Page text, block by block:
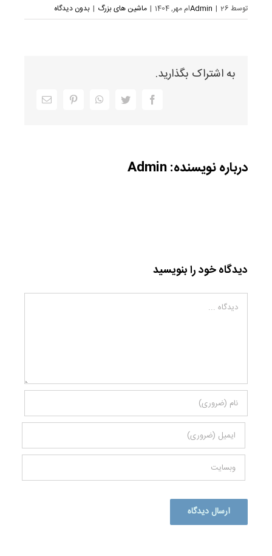
توسط Admin | 26ام مهر, 1404 | ماشین های بزرگ | بدون دیدگاه
به اشتراک بگذارید.
Facebook
Twitter
WhatsApp
Pinterestایمیل
درباره نویسنده:Admin
دیدگاه خود را بنویسید
دیدگاه